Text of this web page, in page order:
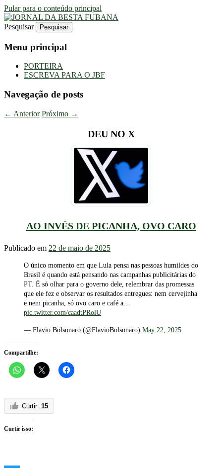
Pular para o conteúdo principal
JORNAL DA BESTA FUBANA
Uma Gazeta Escrota
Pesquisar
Menu principal
PORTEIRA
ESCREVA PARA O JBF
Navegação de posts
← Anterior Próximo →
DEU NO X
AO INVÉS DE PICANHA, OVO CARO
Publicado em 22 de maio de 2025
O único momento em que Lula pensa nas pessoas humildes do
Brasil é quando está pensando nas campanhas publicitárias do
PT. É só olhar para o governo dele, relembrar das promessas
que ele fez e observar os resultados entregues: nem cervejinha
e nem picanha, só ovo caro e café a…
pic.twitter.com/caadtPRolU
— Flavio Bolsonaro (@FlavioBolsonaro) May 22, 2025
Compartilhe:
Curtir 15
Curtir isso: